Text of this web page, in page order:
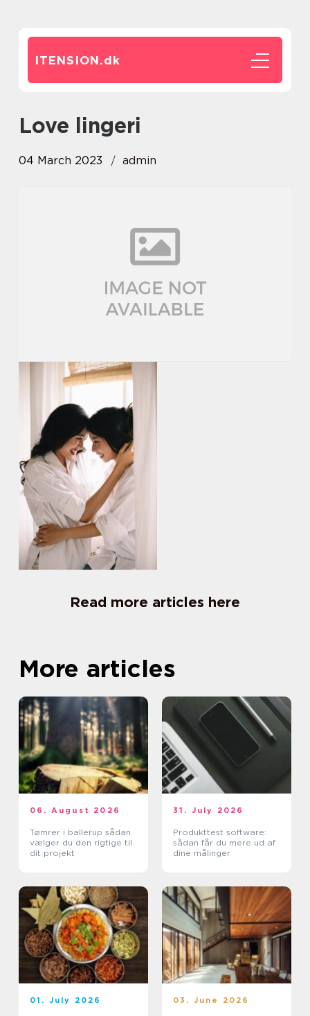
ITENSION.dk
love lingeri
04 March 2023 admin
Read more articles here
More articles
06. August 2026
Tømrer i ballerup sådan
vælger du den rigtige til
dit projekt
31. July 2026
Produkttest software:
sådan får du mere ud af
dine målinger
01. July 2026 03. June 2026